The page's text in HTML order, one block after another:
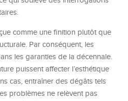
comme une finition plutôt que
Par conséquent, les
les garanties de la décennale.
puissent affecter l’esthétique
cas, entraîner des dégâts tels
problèmes ne relèvent pas